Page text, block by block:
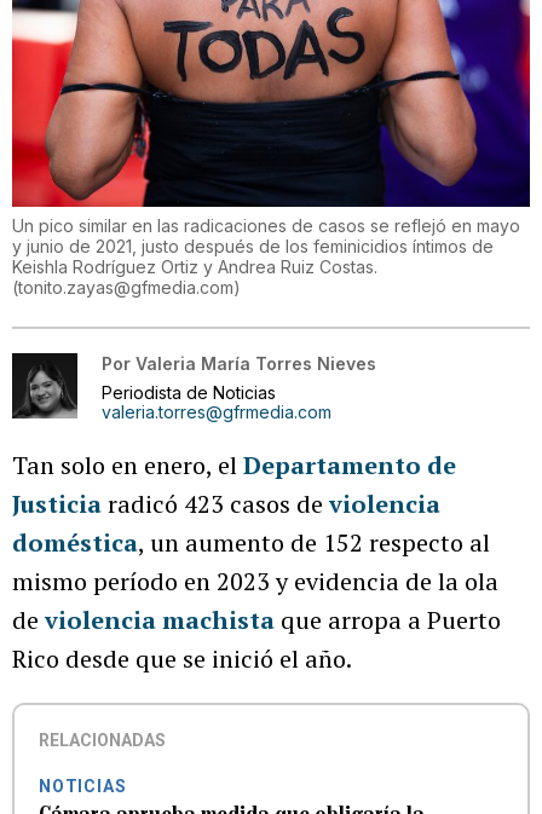
Un pico similar en las radicaciones de casos se reflejó en mayo
y junio de 2021, justo después de los feminicidios íntimos de
Keishla Rodríguez Ortiz y Andrea Ruiz Costas.
(tonito.zayas@gfmedia.com)
Por Valeria María Torres Nieves
Periodista de Noticias
valeria.torres@gfrmedia.com
Tan solo en enero, elDepartamento de
Justiciaradicó 423 casos deviolencia
doméstica, un aumento de 152 respecto al
mismo período en 2023 y evidencia de la ola
deviolencia machista que arropa a Puerto
Rico desde que se inició el año.
RELACIONADAS
NOTICIAS